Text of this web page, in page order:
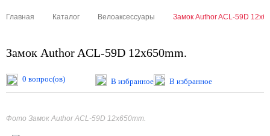
Главная Каталог Велоаксессуары Замок Author ACL-59D
Замок Author ACL-59D 12x650mm.
0 вопрос(ов) В избранное В избранное
Фото Замок Author ACL-59D 12x650mm.